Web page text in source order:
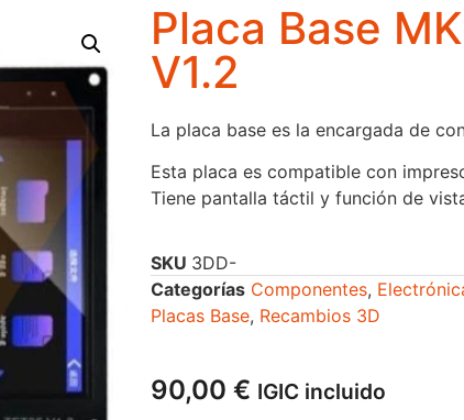
Placa Base
V1.2
La placa base es la encargada de
Esta placa es compatible con
Tiene pantalla táctil y función de
SKU 3DD-
Categorías Componentes,
Placas Base, Recambios 3D
90,00 € IGIC incluido